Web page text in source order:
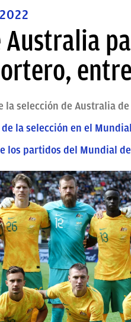
Australia
la selección de Australia
la selección en el
los partidos del Mundial